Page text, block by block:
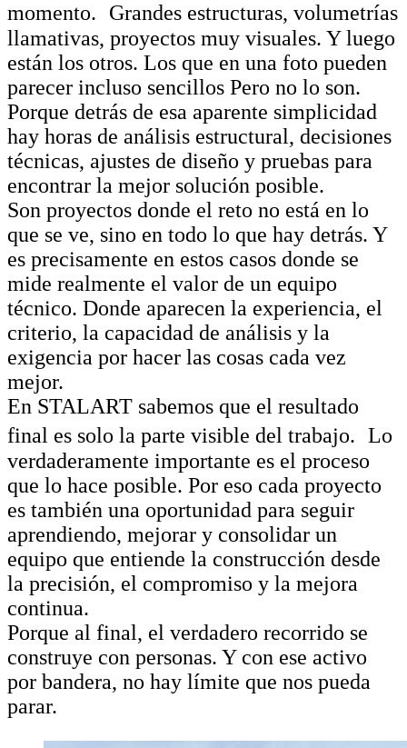
momento. Grandes estructuras, volumetrías
llamativas, proyectos muy visuales. Y luego
están los otros. Los que en una foto pueden
parecer incluso sencillos Pero no lo son.
Porque detrás de esa aparente simplicidad
hay horas de análisis estructural, decisiones
técnicas, ajustes de diseño y pruebas para
encontrar la mejor solución posible.
Son proyectos donde el reto no está en lo
que se ve, sino en todo lo que hay detrás. Y
es precisamente en estos casos donde se
mide realmente el valor de un equipo
técnico. Donde aparecen la experiencia, el
criterio, la capacidad de análisis y la
exigencia por hacer las cosas cada vez
mejor.
En STALART sabemos que el resultado
final es solo la parte visible del trabajo. Lo
verdaderamente importante es el proceso
que lo hace posible. Por eso cada proyecto
es también una oportunidad para seguir
aprendiendo, mejorar y consolidar un
equipo que entiende la construcción desde
la precisión, el compromiso y la mejora
continua.
Porque al final, el verdadero recorrido se
construye con personas. Y con ese activo
por bandera, no hay límite que nos pueda
parar.